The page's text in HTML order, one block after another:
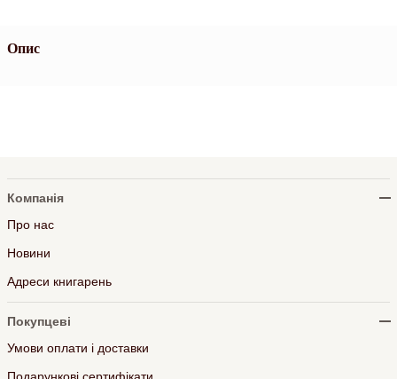
Опис
Компанія
Про нас
Новини
Адреси книгарень
Покупцеві
Умови оплати і доставки